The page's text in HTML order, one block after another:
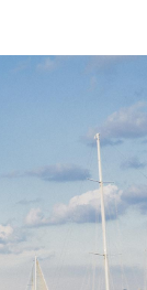
法
出する方法